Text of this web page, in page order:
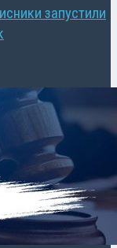
запустили